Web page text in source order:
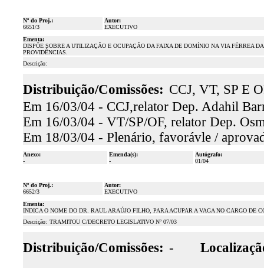
Nº do Proj.:
6651/3
Autor:
EXECUTIVO
Ementa:
DISPÕE SOBRE A UTILIZAÇÃO E OCUPAÇÃO DA FAIXA DE DOMÍNIO NA VIA FÉRREA
PROVIDÊNCIAS.
Descrição:
Distribuição/Comissões: CCJ, VT, SP E
Em 16/03/04 - CCJ,relator Dep. Adahil
Em 16/03/04 - VT/SP/OF, relator Dep.
Em 18/03/04 - Plenário, favorávle /
Anexo:
-
Emenda(s):
-
Autógrafo:
01/04
Nº do Proj.:
6652/3
Autor:
EXECUTIVO
Ementa:
INDICA O NOME DO DR. RAUL ARAÚJO FILHO, PARA ACUPAR A VAGA NO CARGO DE
Descrição: TRAMITOU C/DECRETO LEGISLATIVO Nº 07/03
Distribuição/Comissões: -